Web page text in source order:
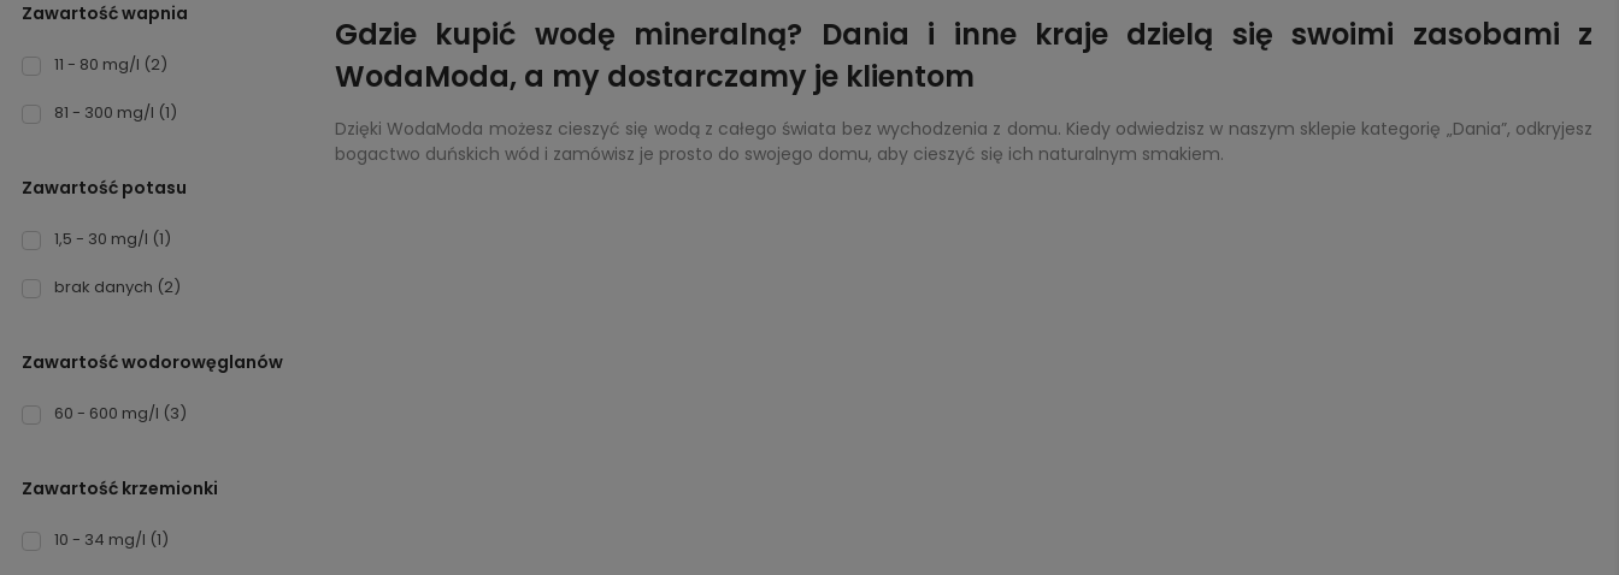
Zawartość wapnia
11 - 80 mg/l (2)
81 - 300 mg/l (1)
Zawartość potasu
1,5 - 30 mg/l (1)
brak danych (2)
Zawartość wodorowęglanów
60 - 600 mg/l (3)
Zawartość krzemionki
10 - 34 mg/l (1)
Gdzie kupić wodę mineralną? Dania i inne kraje dzielą się swoimi zasobami z
WodaModa, a my dostarczamy je klientom
Dzięki WodaModa możesz cieszyć się wodą z całego świata bez wychodzenia z domu. Kiedy odwiedzisz w naszym sklepie kategorię „Dania”, odkryjesz
bogactwo duńskich wód i zamówisz je prosto do swojego domu, aby cieszyć się ich naturalnym smakiem.